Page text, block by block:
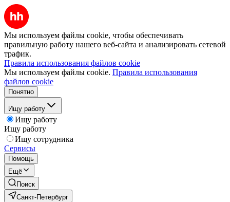
Мы используем файлы cookie, чтобы обеспечивать
правильную работу нашего веб-сайта и анализировать сетевой
трафик.
Правила использования файлов cookie
Мы используем файлы cookie. Правила использования
файлов cookie
Понятно
Ищу работу
Ищу работу
Ищу работу
Ищу сотрудника
Сервисы
Помощь
Ещё
Поиск
Санкт-Петербург